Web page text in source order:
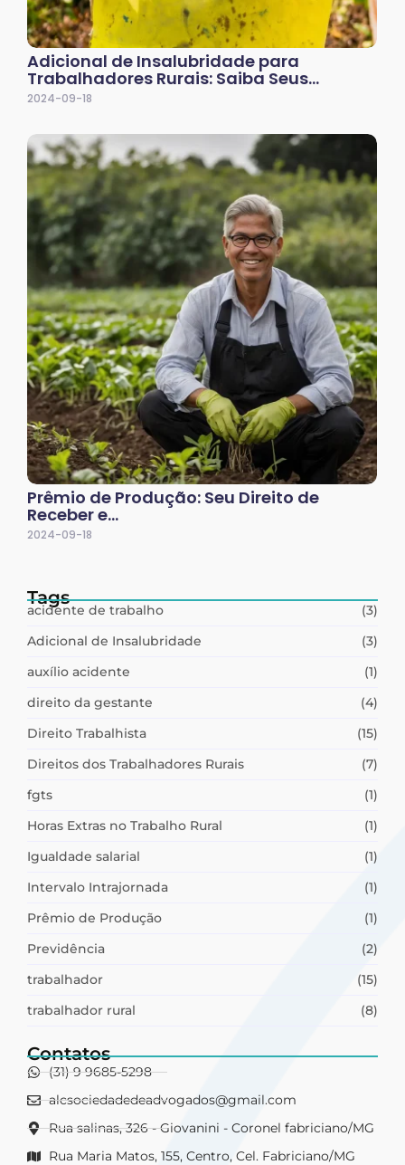
Adicional de Insalubridade para
Trabalhadores Rurais: Saiba Seus…
2024-09-18
Prêmio de Produção: Seu Direito de
Receber e…
2024-09-18
Tags
acidente de trabalho
(3)
Adicional de Insalubridade
(3)
auxílio acidente
(1)
direito da gestante
(4)
Direito Trabalhista
(15)
Direitos dos Trabalhadores Rurais
(7)
fgts
(1)
Horas Extras no Trabalho Rural
(1)
Igualdade salarial
(1)
Intervalo Intrajornada
(1)
Prêmio de Produção
(1)
Previdência
(2)
trabalhador
(15)
trabalhador rural
(8)
Contatos
(31) 9 9685-5298
alcsociedadedeadvogados@gmail.com
Rua salinas, 326 - Giovanini - Coronel fabriciano/MG
Rua Maria Matos, 155, Centro, Cel. Fabriciano/MG